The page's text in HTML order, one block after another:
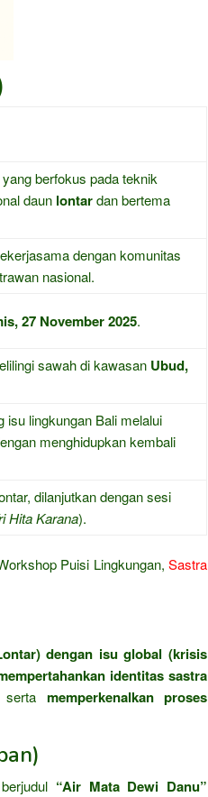
yang berfokus pada teknik
daun lontardan bertema
dengan komunitas
nasional.
27 November 2025.
sawah di kawasan Ubud,
isu lingkungan Bali melalui
menghidupkan kembali
dilanjutkan dengan sesi
Hita Karana).
Puisi Lingkungan,Sastra
dengan isu global (krisis
identitas sastra
serta memperkenalkan proses
“Air Mata Dewi Danu”